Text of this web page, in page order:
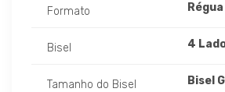
Formato Régua
Bisel 4
Tamanho do Bisel Bisel